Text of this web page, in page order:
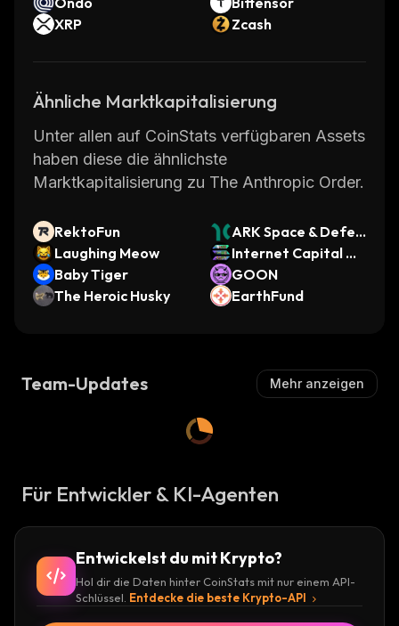
XRP
Zcash
Ähnliche Marktkapitalisierung
Unter allen auf CoinStats verfügbaren Assets
haben diese die ähnlichste
Marktkapitalisierung zu The Anthropic Order.
RektoFun
ARK Space & Defen
se Innovation ETF
(Dinari Tokenized E
TF)
Laughing Meow
Internet Capital Me
mes
Baby Tiger
GOON
The Heroic Husky
EarthFund
Team-Updates Mehr anzeigen
Für Entwickler & KI-Agenten
Entwickelst du mit Krypto?
Hol dir die Daten hinter CoinStats mit nur einem API-
Schlüssel. Entdecke die beste Krypto-API